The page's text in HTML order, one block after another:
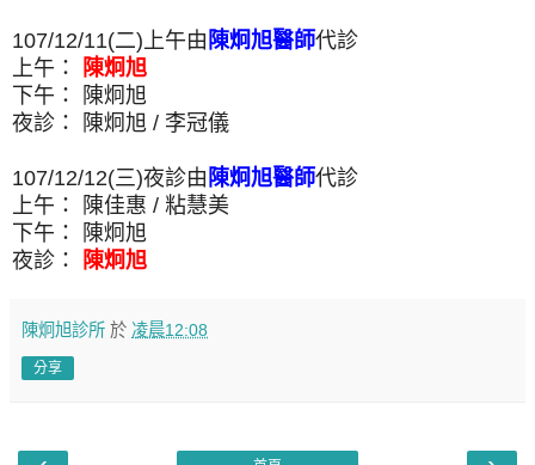
107/12/11(二)上午由 陳炯旭醫師代診
上午：
陳炯旭
下午： 陳炯旭
夜診： 陳炯旭 / 李冠儀
107/12/12(三)夜診由 陳炯旭醫師代診
上午： 陳佳惠 / 粘慧美
下午： 陳炯旭
夜診：
陳炯旭
陳炯旭診所 於 凌晨12:08
分享